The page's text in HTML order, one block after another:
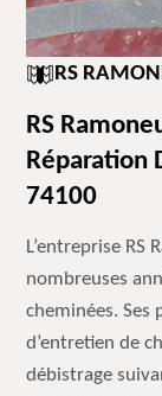
RS
RS
Réparation
74100
L’entreprise
nombreuses
cheminées.
d’entretien de
débistrage